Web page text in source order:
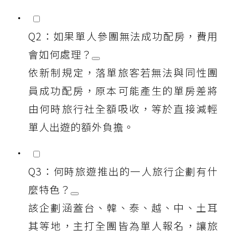
Q2：如果單人參團無法成功配房，費用
會如何處理？
依新制規定，落單旅客若無法與同性團
員成功配房，原本可能產生的單房差將
由何時旅行社全額吸收，等於直接減輕
單人出遊的額外負擔。
Q3：何時旅遊推出的一人旅行企劃有什
麼特色？
該企劃涵蓋台、韓、泰、越、中、土耳
其等地，主打全團皆為單人報名，讓旅